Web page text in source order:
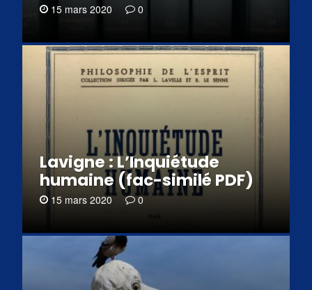
15 mars 2020 0
Lavigne : L’Inquiétude
humaine (fac-similé PDF)
15 mars 2020 0